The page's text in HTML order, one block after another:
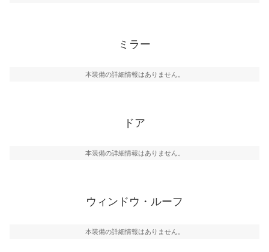
ミラー
本装備の詳細情報はありません。
ドア
本装備の詳細情報はありません。
ウィンドウ・ルーフ
本装備の詳細情報はありません。